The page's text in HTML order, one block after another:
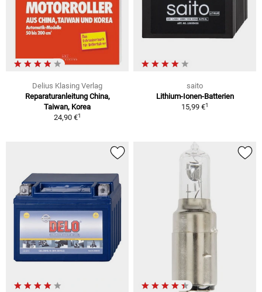
Delius Klasing Verlag
Reparaturanleitung China,
Taiwan, Korea
24,90 €1
saito
Lithium-Ionen-Batterien
15,99 €1